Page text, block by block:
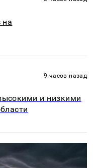
на
9 часов назад
и низкими